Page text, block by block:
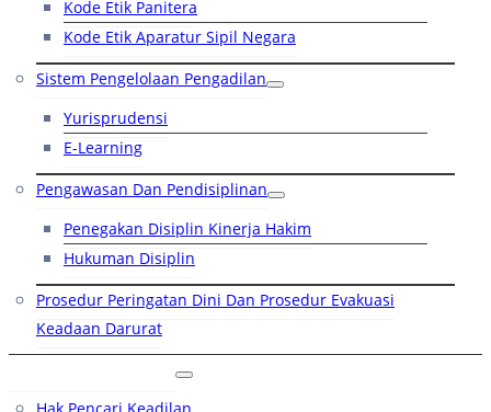
Kode Etik Panitera
Kode Etik Aparatur Sipil Negara
Sistem Pengelolaan Pengadilan
Yurisprudensi
E-Learning
Pengawasan Dan Pendisiplinan
Penegakan Disiplin Kinerja Hakim
Hukuman Disiplin
Prosedur Peringatan Dini Dan Prosedur Evakuasi
Keadaan Darurat